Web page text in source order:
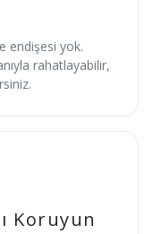
endişesi yok.
rahatlayabilir,
Koruyun